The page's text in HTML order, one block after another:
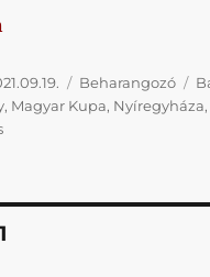
spórolás”
Kategória
Beharangozó
, Magyar Kupa, Nyíregyháza
Újváros,
1